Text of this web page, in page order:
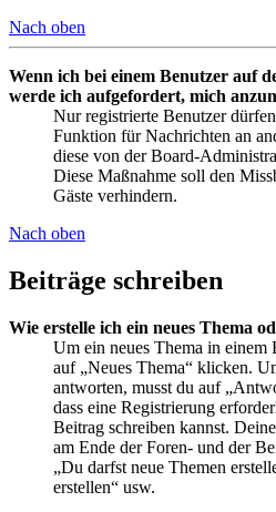
Nach oben
Wenn ich bei einem Benutzer auf
werde ich aufgefordert, mich
Nur registrierte Benutzer
Funktion für Nachrichten an
diese von der Board-
Diese Maßnahme soll den
Gäste verhindern.
Nach oben
Beiträge schreiben
Wie erstelle ich ein neues Thema
Um ein neues Thema in einem
auf „Neues Thema“ klicken.
antworten, musst du auf
dass eine Registrierung
Beitrag schreiben kannst.
am Ende der Foren- und der
„Du darfst neue Themen
erstellen“ usw.